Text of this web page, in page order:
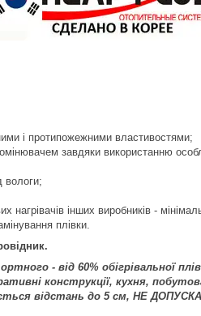
і протипожежними властивостями;
завдяки використанню
вологи;
нагрівачів інших виробників -
плівки.
- від 60% обігрівальної
конструкції, кухня,
відстань до 5 см, НЕ